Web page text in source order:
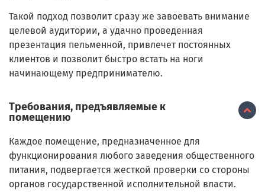
Такой подход позволит сразу же завоевать внимание
целевой аудитории, а удачно проведенная
презентация пельменной, привлечет постоянных
клиентов и позволит быстро встать на ноги
начинающему предпринимателю.
Требования, предъявляемые к
помещению
Каждое помещение, предназначенное для
функционирования любого заведения общественного
питания, подвергается жесткой проверки со стороны
органов государственной исполнительной власти.